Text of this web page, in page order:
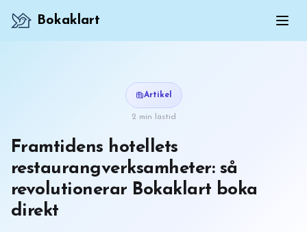
Bokaklart
Artikel
2 min lästid
Framtidens hotellets
restaurangverksamheter: så
revolutionerar Bokaklart boka
direkt